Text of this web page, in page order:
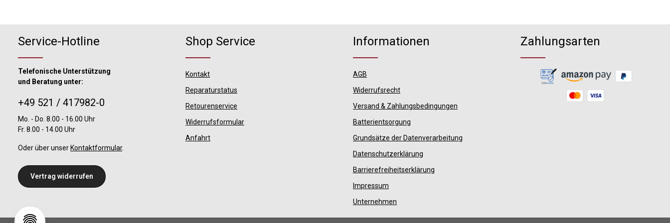
c
t
r
f
ü
g
a
r
Service-Hotline
Telefonische Unterstützung
und Beratung unter:
+49 521 / 417982-0
Mo. - Do. 8.00 - 16.00 Uhr
Fr. 8.00 - 14.00 Uhr
Oder über unser Kontaktformular.
Vertrag widerrufen
Shop Service
Kontakt
Reparaturstatus
Retourenservice
Widerrufsformular
Anfahrt
Informationen
AGB
Widerrufsrecht
Versand & Zahlungsbedingungen
Batterientsorgung
Grundsätze der Datenverarbeitung
Datenschutzerklärung
Barrierefreiheitserklärung
Impressum
Unternehmen
Zahlungsarten